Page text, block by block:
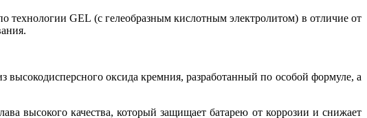
технологии GEL (с гелеобразным кислотным электролитом) в отличие от
высокодисперсного оксида кремния, разработанный по особой формуле, а
высокого качества, который защищает батарею от коррозии и снижает